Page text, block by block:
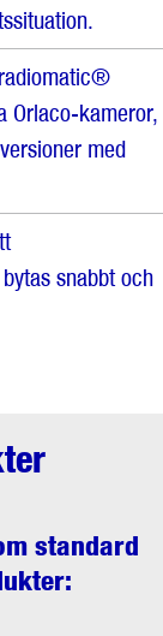
Orlaco-kameror,
med
snabbt och
standard